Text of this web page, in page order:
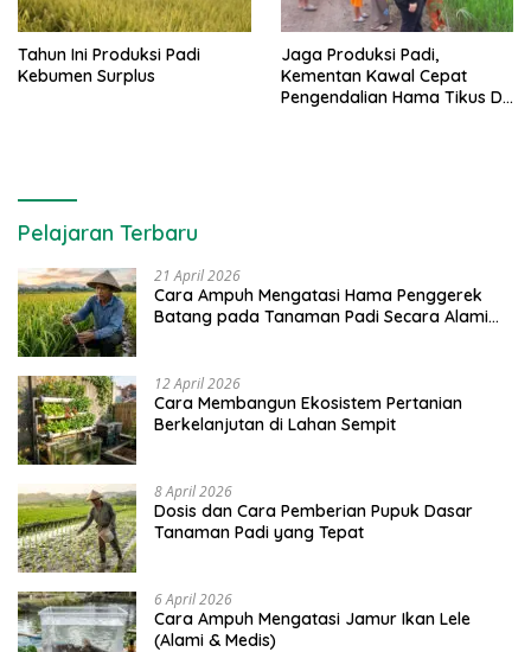
Tahun Ini Produksi Padi
Kebumen Surplus
Jaga Produksi Padi,
Kementan Kawal Cepat
Pengendalian Hama Tikus Di
Pelajaran Terbaru
21 April 2026
Cara Ampuh Mengatasi Hama Penggerek
Batang pada Tanaman Padi Secara Alami
12 April 2026
Cara Membangun Ekosistem Pertanian
Berkelanjutan di Lahan Sempit
8 April 2026
Dosis dan Cara Pemberian Pupuk Dasar
Tanaman Padi yang Tepat
6 April 2026
Cara Ampuh Mengatasi Jamur Ikan Lele
(Alami & Medis)